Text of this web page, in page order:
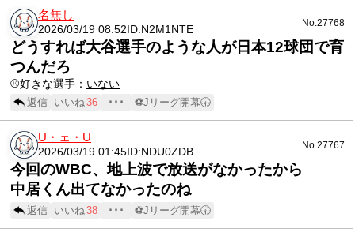
名無し
2026/03/19 08:52 ID:N2M1NTE
No.27768
どうすれば大谷選手のような人が日本12球団で育
つんだろ
⚾️好きな選手： いない
返信 いいね36 ･･･ ⚽Jリーグ開幕🕢
U・ェ・U
2026/03/19 01:45 ID:NDU0ZDB
No.27767
今回のWBC、地上波で放送がなかったから
中居くん出てなかったのね
返信 いいね38 ･･･ ⚽Jリーグ開幕🕢